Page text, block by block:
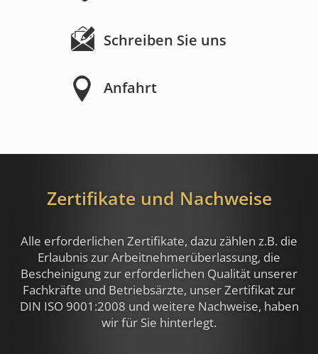
Schreiben Sie uns
Anfahrt
Zertifikate und Nachweise
Alle erforderlichen Zertifikate, dazu zählen z.B. die
Erlaubnis zur Arbeitnehmerüberlassung, die
Bescheinigung zur erforderlichen Qualität unserer
Fachkräfte und Betriebsärzte, unser Zertifikat zur
DIN ISO 9001:2008 und weitere Nachweise, haben
wir für Sie hinterlegt.